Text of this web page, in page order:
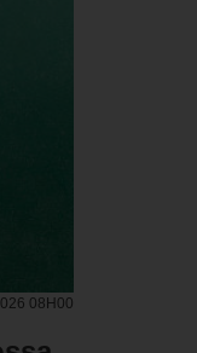
08H00